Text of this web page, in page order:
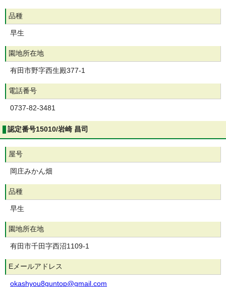
品種
早生
園地所在地
有田市野字西生殿377-1
電話番号
0737-82-3481
認定番号15010/岩崎 昌司
屋号
岡庄みかん畑
品種
早生
園地所在地
有田市千田字西沼1109-1
Eメールアドレス
okashyou8guntop@gmail.com